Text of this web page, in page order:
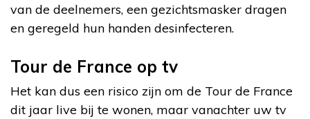
van de deelnemers, een gezichtsmasker dragen
en geregeld hun handen desinfecteren.
Tour de France op tv
Het kan dus een risico zijn om de Tour de France
dit jaar live bij te wonen, maar vanachter uw tv